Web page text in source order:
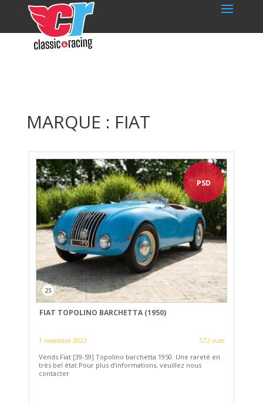
MARQUE : FIAT
PSD
25
FIAT TOPOLINO BARCHETTA (1950)
1 novembre 2023 572 vues
Vends Fiat [39-59] Topolino barchetta 1950. Une rareté en
très bel état.Pour plus d’informations, veuillez nous
contacter